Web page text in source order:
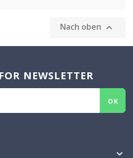
Nach oben 
NEWSLETTER
